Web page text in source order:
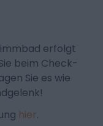
erfolgt
beim Check-
Sie es wie
hier.